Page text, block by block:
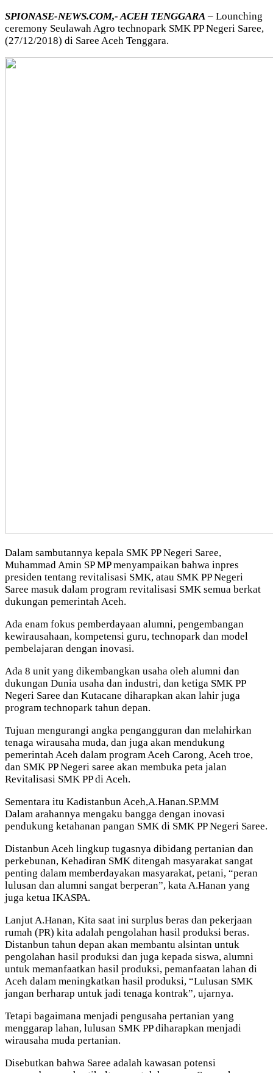
SPIONASE-NEWS.COM,- ACEH TENGGARA – Lounching
ceremony Seulawah Agro technopark SMK PP Negeri Saree,
(27/12/2018) di Saree Aceh Tenggara.
Dalam sambutannya kepala SMK PP Negeri Saree,
Muhammad Amin SP MP menyampaikan bahwa inpres
presiden tentang revitalisasi SMK, atau SMK PP Negeri
Saree masuk dalam program revitalisasi SMK semua berkat
dukungan pemerintah Aceh.
Ada enam fokus pemberdayaan alumni, pengembangan
kewirausahaan, kompetensi guru, technopark dan model
pembelajaran dengan inovasi.
Ada 8 unit yang dikembangkan usaha oleh alumni dan
dukungan Dunia usaha dan industri, dan ketiga SMK PP
Negeri Saree dan Kutacane diharapkan akan lahir juga
program technopark tahun depan.
Tujuan mengurangi angka pengangguran dan melahirkan
tenaga wirausaha muda, dan juga akan mendukung
pemerintah Aceh dalam program Aceh Carong, Aceh troe,
dan SMK PP Negeri saree akan membuka peta jalan
Revitalisasi SMK PP di Aceh.
Sementara itu Kadistanbun Aceh,A.Hanan.SP.MM
Dalam arahannya mengaku bangga dengan inovasi
pendukung ketahanan pangan SMK di SMK PP Negeri Saree.
Distanbun Aceh lingkup tugasnya dibidang pertanian dan
perkebunan, Kehadiran SMK ditengah masyarakat sangat
penting dalam memberdayakan masyarakat, petani, “peran
lulusan dan alumni sangat berperan”, kata A.Hanan yang
juga ketua IKASPA.
Lanjut A.Hanan, Kita saat ini surplus beras dan pekerjaan
rumah (PR) kita adalah pengolahan hasil produksi beras.
Distanbun tahun depan akan membantu alsintan untuk
pengolahan hasil produksi dan juga kepada siswa, alumni
untuk memanfaatkan hasil produksi, pemanfaatan lahan di
Aceh dalam meningkatkan hasil produksi, “Lulusan SMK
jangan berharap untuk jadi tenaga kontrak”, ujarnya.
Tetapi bagaimana menjadi pengusaha pertanian yang
menggarap lahan, lulusan SMK PP diharapkan menjadi
wirausaha muda pertanian.
Disebutkan bahwa Saree adalah kawasan potensi